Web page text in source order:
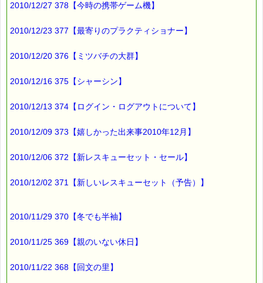
2010/12/27 378【今時の携帯ゲーム機】
2010/12/23 377【最寄りのプラクティショナー】
2010/12/20 376【ミツバチの大群】
2010/12/16 375【シャーシン】
2010/12/13 374【ログイン・ログアウトについて】
2010/12/09 373【嬉しかった出来事2010年12月】
2010/12/06 372【新レスキューセット・セール】
2010/12/02 371【新しいレスキューセット（予告）】
2010/11/29 370【冬でも半袖】
2010/11/25 369【親のいない休日】
2010/11/22 368【回文の里】